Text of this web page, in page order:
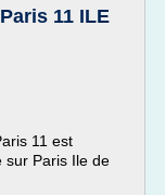
11 ILE
11 est
sur Paris Ile de